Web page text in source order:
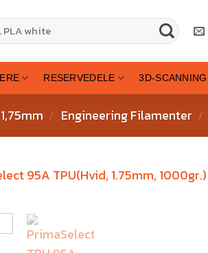
RESERVEDELE 3D-SCANNING
/ Engineering Filamenter /